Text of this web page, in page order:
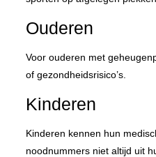
Ouderen
Voor ouderen met
of gezondheidsrisico’s.
Kinderen
Kinderen kennen hun
noodnummers niet altijd uit